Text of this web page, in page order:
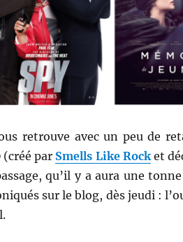
retrouve avec un peu de
(créé par Smells Like Rocket
qu’il y a aura une
sur le blog, dès jeudi :